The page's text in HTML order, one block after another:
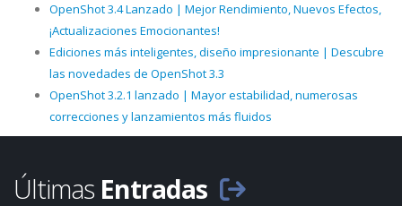
OpenShot 3.4 Lanzado | Mejor Rendimiento, Nuevos Efectos,
¡Actualizaciones Emocionantes!
Ediciones más inteligentes, diseño impresionante | Descubre
las novedades de OpenShot 3.3
OpenShot 3.2.1 lanzado | Mayor estabilidad, numerosas
correcciones y lanzamientos más fluidos
Últimas Entradas